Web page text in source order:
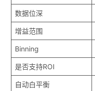
数据位深
增益范围
Binning
是否支持ROI
自动白平衡